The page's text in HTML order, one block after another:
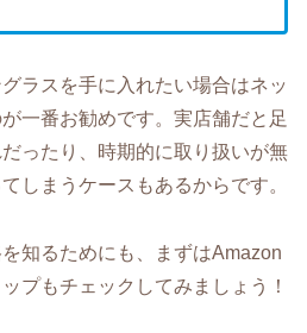
ラスを手に入れたい場合はネッ
一番お勧めです。実店舗だと足
ったり、時期的に取り扱いが無
しまうケースもあるからです。
知るためにも、まずはAmazon
プもチェックしてみましょう！